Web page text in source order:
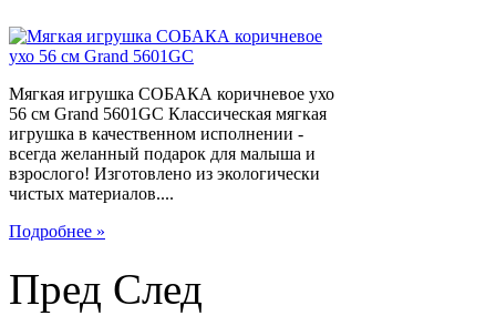
Мягкая игрушка СОБАКА коричневое ухо
56 см Grand 5601GC Классическая мягкая
игрушка в качественном исполнении -
всегда желанный подарок для малыша и
взрослого! Изготовлено из экологически
чистых материалов....
Подробнее »
Пред След